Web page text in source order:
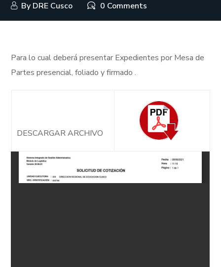
By DRE Cusco 0 Comments
Para lo cual deberá presentar Expedientes por Mesa de
Partes presencial, foliado y firmado .
DESCARGAR ARCHIVO